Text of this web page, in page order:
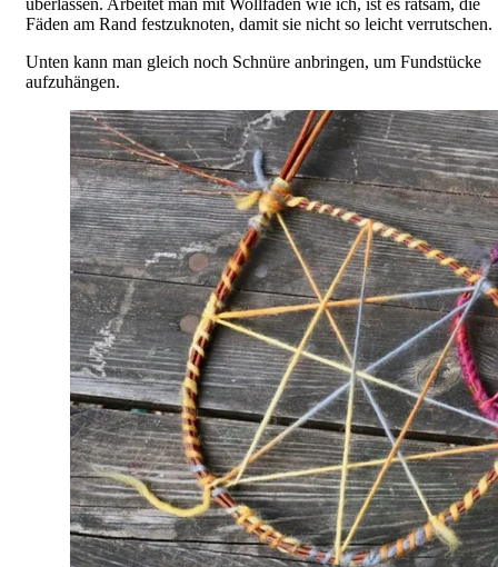
überlassen. Arbeitet man mit Wollfäden wie ich, ist es ratsam, die
Fäden am Rand festzuknoten, damit sie nicht so leicht verrutschen.
Unten kann man gleich noch Schnüre anbringen, um Fundstücke
aufzuhängen.